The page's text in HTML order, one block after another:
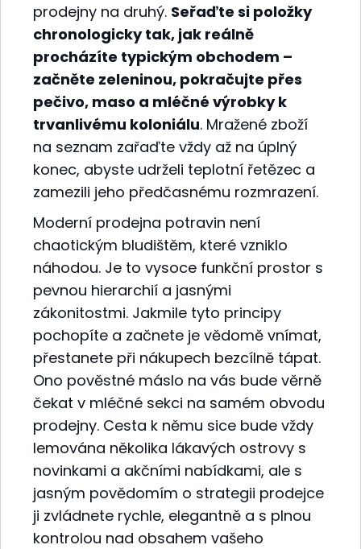
prodejny na druhý. Seřaďte si položky
chronologicky tak, jak reálně
procházíte typickým obchodem –
začněte zeleninou, pokračujte přes
pečivo, maso a mléčné výrobky k
trvanlivému koloniálu. Mražené zboží
na seznam zařaďte vždy až na úplný
konec, abyste udrželi teplotní řetězec a
zamezili jeho předčasnému rozmrazení.
Moderní prodejna potravin není
chaotickým bludištěm, které vzniklo
náhodou. Je to vysoce funkční prostor s
pevnou hierarchií a jasnými
zákonitostmi. Jakmile tyto principy
pochopíte a začnete je vědomě vnímat,
přestanete při nákupech bezcílně tápat.
Ono pověstné máslo na vás bude věrně
čekat v mléčné sekci na samém obvodu
prodejny. Cesta k němu sice bude vždy
lemována několika lákavých ostrovy s
novinkami a akčními nabídkami, ale s
jasným povědomím o strategii prodejce
ji zvládnete rychle, elegantně a s plnou
kontrolou nad obsahem vašeho